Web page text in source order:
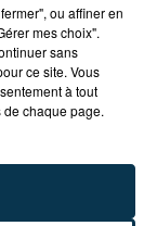
ou affiner en
mes choix".
sans
ce site. Vous
à tout
chaque page.